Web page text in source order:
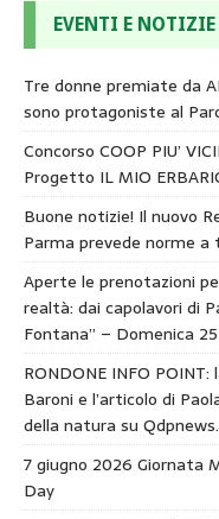
EVENTI E NOTIZIE
Tre donne premiate da
sono protagoniste al
Concorso COOP PIU’
Progetto IL MIO
Buone notizie! Il nuovo
Parma prevede norme
Aperte le prenotazioni
realtà: dai capolavori di
Fontana” – Domenica
RONDONE INFO
Baroni e l’articolo di
della natura su
7 giugno 2026 Giornata
Day